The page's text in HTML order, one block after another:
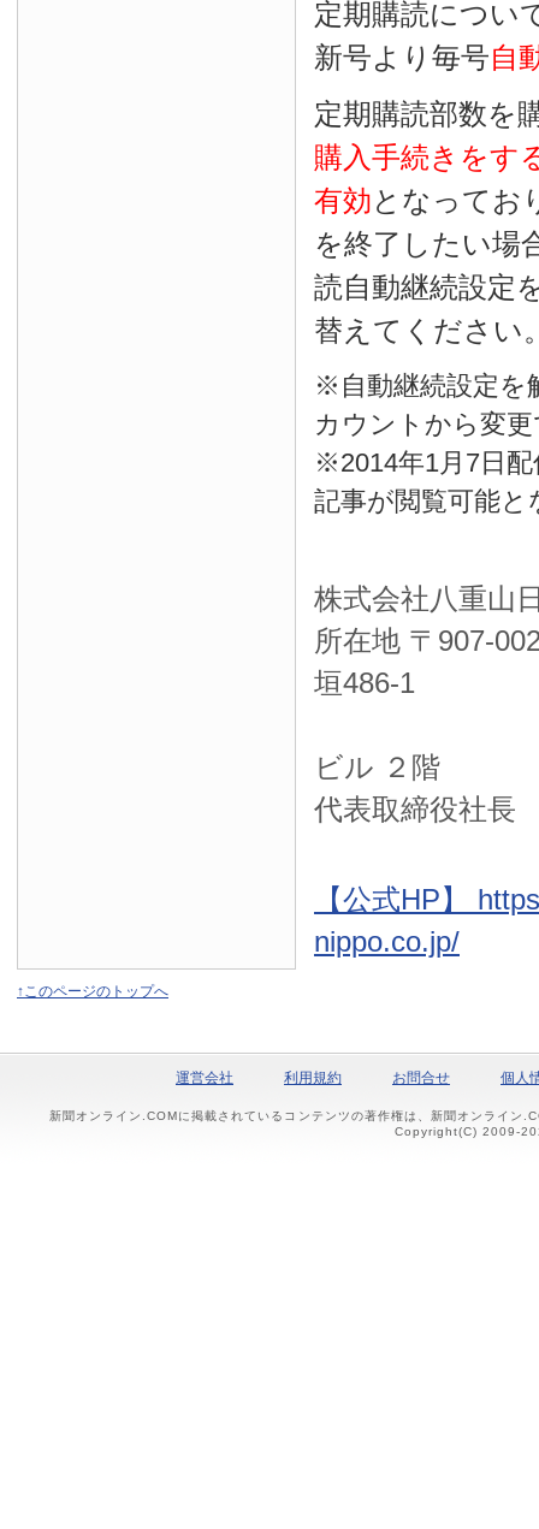
定期購読につい
新号より毎号自
定期購読部数を
購入手続きをす
有効となってお
を終了したい場
読自動継続設定
替えてください
※自動継続設定を
カウントから変
※2014年1月7日
記事が閲覧可能
株式会社八重山
所在地 〒 907-
垣486-1
ビル ２階
代表取締役社
【公式HP】
nippo.co.jp/
↑このページのトップへ
運営会社 利用規約 お問合せ 個人
新聞オンライン.COMに掲載されているコンテンツの著作権は、新聞オンライン
Copyright(C) 2009-